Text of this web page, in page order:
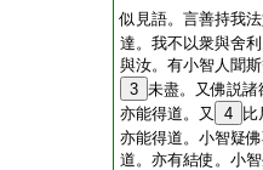
似見語。言善持我
達。我不以衆與舍
與汝。有小智人聞
3 未盡。又佛説
亦能得道。又
4
亦能得道。小智疑
道。亦有結使。小